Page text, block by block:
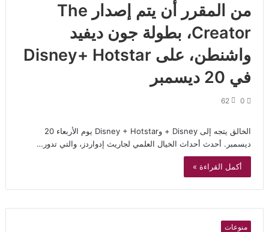
من المقرر أن يتم إصدار The
Creator، بطولة جون ديفيد
واشنطن، على Disney+ Hotstar
في 20 ديسمبر
0
62
الخالق يتجه إلى Disney + وDisney + Hotstar يوم الأربعاء 20
ديسمبر. أحدث أحداث الخيال العلمي لجاريث إدواردز، والتي تدور…
أكمل القراءة »
منوعات